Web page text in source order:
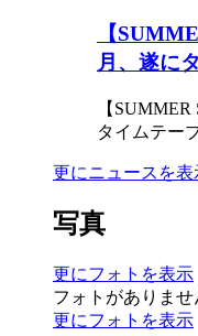
【
月、遂に
【
タイムテー
更にニュースを表
写真
更にフォトを表示
フォトがありませ
更にフォトを表示